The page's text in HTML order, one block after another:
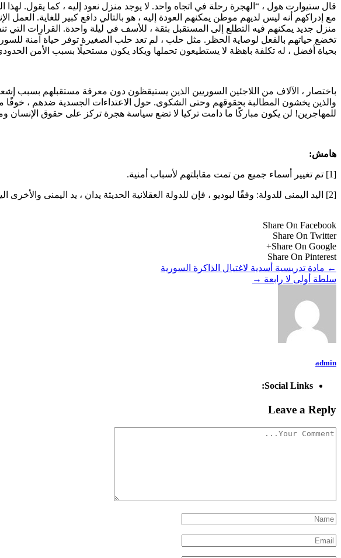
قال ستيوارت هول ، “الهجرة رحلة في اتجاه واحد. لا يوجد منزل نعود إليه ، كما يقول.
مع إدراكهم أنه ليس لديهم موطن يمكنهم العودة إليه ، هو بالتالي دافع كبير للغاية.
منزل جديد يمكنهم فيه التطلع إلى المستقبل بثقة ، للأسف في ليلة واحدة. القرارات التي
تخضع حياتهم بالفعل لوصاية الحظر. مثل حلب ، لم تعد حلب الصغيرة توفر حياة آمنة
بحياة أفضل ، له تكلفة باهظة لا يستطيعون تحملها ويكاد يكون مستحيلًا بسبب الأمن الحدودي
باختصار ، الآلاف من اللاجئين السوريين الذين يستيقظون دون معرفة مستقبلهم
والذين يخشون المطالبة بحقوقهم وحتى الشكوى. حول الاعتداءات الجسدية ضدهم ، خوفًا
للمهاجرين! لن يكون مباركًا ما دامت تركيا لا تضع سياسة هجرة تركز على حقوق
هامش:
[1] تم تغيير أسماء جميع من تمت مقابلتهم لأسباب أمنية.
[2] اليد اليمنى للدولة: وفقًا لبوديو ، فإن للدولة العقلانية الحديثة يدان ، يد اليمنى والأخرى اليسرى. اليد اليمنى أبوية. إنها تتحكم وتضبط وتخصص الموارد الشحيحة. اليد اليسرى هي اليد التي تنظر وتطعم وتحمي.
Share On Facebook
Share On Twitter
Share On Google+
Share On Pinterest
← مادة تدريسية أسدية لاغتيال الذاكرة السورية
سلطة أولى لا رابعة →
admin
Social Links:
Leave a Reply